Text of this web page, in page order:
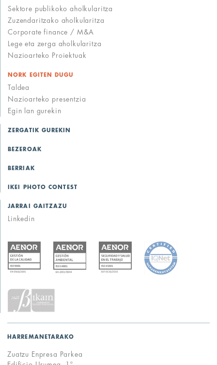
Sektore publikoko aholkularitza
Zuzendaritzako aholkularitza
Corporate finance / M&A
Lege eta zerga aholkularitza
Nazioarteko Proiektuak
NORK EGITEN DUGU
Taldea
Nazioarteko presentzia
Egin lan gurekin
ZERGATIK GUREKIN
BEZEROAK
BERRIAK
IKEI PHOTO CONTEST
JARRAI GAITZAZU
Linkedin
HARREMANETARAKO
Zuatzu Enpresa Parkea